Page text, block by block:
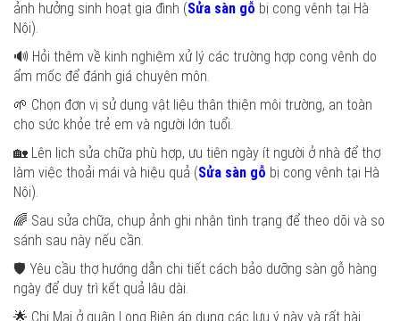
ảnh hưởng sinh hoạt gia đình (Sửa sàn gỗ bị cong vênh tại Hà
Nội).
🔊 Hỏi thêm về kinh nghiệm xử lý các trường hợp cong vênh do
ẩm mốc để đánh giá chuyên môn.
🌱 Chọn đơn vị sử dụng vật liệu thân thiện môi trường, an toàn
cho sức khỏe trẻ em và người lớn tuổi.
🏡 Lên lịch sửa chữa phù hợp, ưu tiên ngày ít người ở nhà để thợ
làm việc thoải mái và hiệu quả (Sửa sàn gỗ bị cong vênh tại Hà
Nội).
🌈 Sau sửa chữa, chụp ảnh ghi nhận tình trạng để theo dõi và so
sánh sau này nếu cần.
🛡️ Yêu cầu thợ hướng dẫn chi tiết cách bảo dưỡng sàn gỗ hàng
ngày để duy trì kết quả lâu dài.
🌟 Chị Mai ở quận Long Biên áp dụng các lưu ý này và rất hài